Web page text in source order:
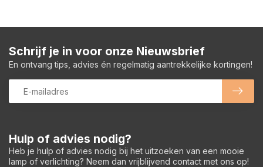
Hulp of advies nodig?
Heb je hulp of advies nodig bij het uitzoeken van een mooie
lamp of verlichting? Neem dan vrijblijvend contact met ons op!
Schrijf je in voor onze Nieuwsbrief
En ontvang tips, advies én regelmatig aantrekkelijke kortingen!